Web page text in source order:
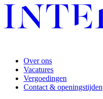
Over ons
Vacatures
Vergoedingen
Contact & openingstijden